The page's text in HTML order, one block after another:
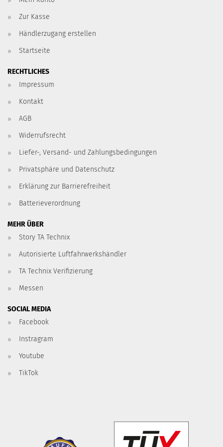
Zur Kasse
Händlerzugang erstellen
Startseite
RECHTLICHES
Impressum
Kontakt
AGB
Widerrufsrecht
Liefer-, Versand- und Zahlungsbedingungen
Privatsphäre und Datenschutz
Erklärung zur Barrierefreiheit
Batterieverordnung
MEHR ÜBER
Story TA Technix
Autorisierte Luftfahrwerkshändler
TA Technix Verifizierung
Messen
SOCIAL MEDIA
Facebook
Instragram
Youtube
TikTok